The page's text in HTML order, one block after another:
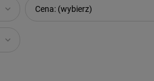
Cena: (wybierz)